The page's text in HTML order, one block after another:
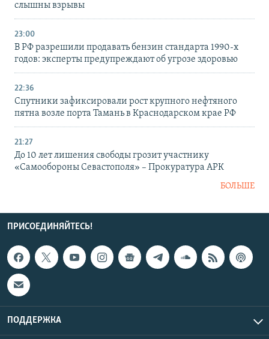
слышны взрывы
23:00
В РФ разрешили продавать бензин стандарта 1990-х
годов: эксперты предупреждают об угрозе здоровью
22:36
Спутники зафиксировали рост крупного нефтяного
пятна возле порта Тамань в Краснодарском крае РФ
21:27
До 10 лет лишения свободы грозит участнику
«Самообороны Севастополя» – Прокуратура АРК
БОЛЬШЕ
ПРИСОЕДИНЯЙТЕСЬ!
ПОДДЕРЖКА